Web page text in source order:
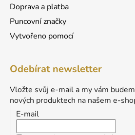
Doprava a platba
Puncovní značky
Vytvořeno pomocí
Odebírat newsletter
Vložte svůj e-mail a my vám
nových produktech na našem e-
E-mail